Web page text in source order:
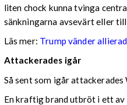
liten chock kunna tvinga
sänkningarna avsevärt eller
Läs mer: Trump vänder
Attackerades igår
Så sent som igår
En kraftig brand utbröt i ett